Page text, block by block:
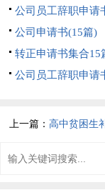
公司员工辞职申请
篇)公司申请书(15篇)
转正申请书集合15
公司员工辞职申请
上一篇：高中贫困生